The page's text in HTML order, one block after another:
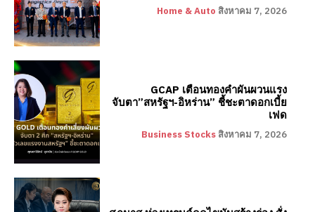
Home & Auto สิงหาคม 7, 2026
GCAP เตือนทองคำผันผวนแรง
จับตา”สหรัฐฯ-อิหร่าน” ชี้ชะตาดอกเบี้ย
เฟด
Business Stocks สิงหาคม 7, 2026